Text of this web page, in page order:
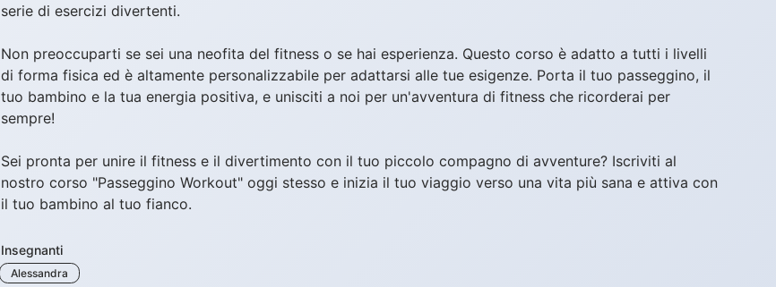
serie di esercizi divertenti.
Non preoccuparti se sei una neofita del fitness o se hai esperienza. Questo corso è adatto a tutti i livelli
di forma fisica ed è altamente personalizzabile per adattarsi alle tue esigenze. Porta il tuo passeggino, il
tuo bambino e la tua energia positiva, e unisciti a noi per un'avventura di fitness che ricorderai per
sempre!
Sei pronta per unire il fitness e il divertimento con il tuo piccolo compagno di avventure? Iscriviti al
nostro corso "Passeggino Workout" oggi stesso e inizia il tuo viaggio verso una vita più sana e attiva con
il tuo bambino al tuo fianco.
Insegnanti
Alessandra